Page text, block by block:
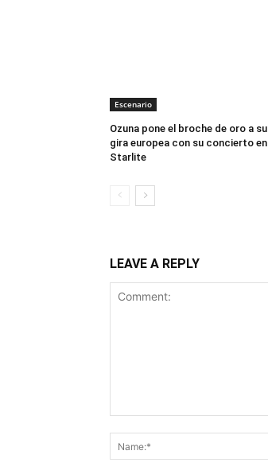
Escenario
Ozuna pone el broche de oro a su
gira europea con su concierto en
Starlite
LEAVE A REPLY